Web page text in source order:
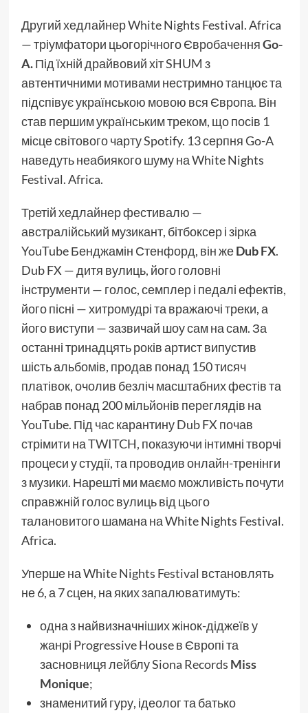
Другий хедлайнер White Nights Festival. Africa
— тріумфатори цьогорічного ЄвробаченняGo-
A.Під їхній драйвовий хіт SHUM з
автентичними мотивами нестримно танцює та
підспівує українською мовою вся Європа. Він
став першим українським треком, що посів 1
місце світового чарту Spotify. 13 серпня Go-A
наведуть неабиякого шуму на White Nights
Festival. Africa.
Третій хедлайнер фестивалю —
австралійський музикант, бітбоксер і зірка
YouTube Бенджамін Стенфорд, він жеDub FX.
Dub FX — дитя вулиць, його головні
інструменти — голос, семплер і педалі ефектів,
його пісні — хитромудрі та вражаючі треки, а
його виступи — зазвичай шоу сам на сам. За
останні тринадцять років артист випустив
шість альбомів, продав понад 150 тисяч
платівок, очолив безліч масштабних фестів та
набрав понад 200 мільйонів переглядів на
YouTube. Під час карантину Dub FX почав
стрімити на TWITCH, показуючи інтимні творчі
процеси у студії, та проводив онлайн-тренінги
з музики. Нарешті ми маємо можливість почути
справжній голос вулиць від цього
талановитого шамана на White Nights Festival.
Africa.
Уперше на White Nights Festival встановлять
не 6, а 7 сцен, на яких запалюватимуть:
одна з найвизначніших жінок-діджеїв у
жанрі Progressive House в Європі та
засновниця лейблу Siona Records Miss
Monique;
знаменитий гуру, ідеолог та батько